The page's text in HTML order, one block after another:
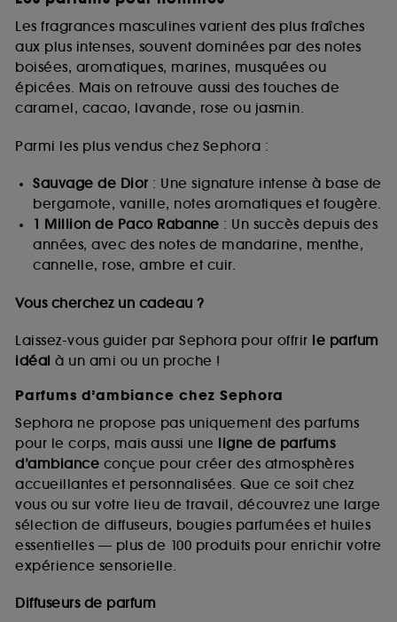
Les fragrances masculines varient des plus fraîches
aux plus intenses, souvent dominées par des notes
boisées, aromatiques, marines, musquées ou
épicées. Mais on retrouve aussi des touches de
caramel, cacao, lavande, rose ou jasmin.
Parmi les plus vendus chez Sephora :
Sauvage de Dior: Une signature intense à base de
bergamote, vanille, notes aromatiques et fougère.
1 Million de Paco Rabanne : Un succès depuis des
années, avec des notes de mandarine, menthe,
cannelle, rose, ambre et cuir.
Vous cherchez un cadeau ?
Laissez-vous guider par Sephora pour offrir le parfum
idéal à un ami ou un proche !
Parfums d’ambiance chez Sephora
Sephora ne propose pas uniquement des parfums
pour le corps, mais aussi une ligne de parfums
d’ambiance conçue pour créer des atmosphères
accueillantes et personnalisées. Que ce soit chez
vous ou sur votre lieu de travail, découvrez une large
sélection de diffuseurs, bougies parfumées et huiles
essentielles — plus de 100 produits pour enrichir votre
expérience sensorielle.
Diffuseurs de parfum